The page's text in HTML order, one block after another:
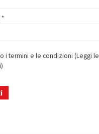
*
i termini e le condizioni (Leggi le
)